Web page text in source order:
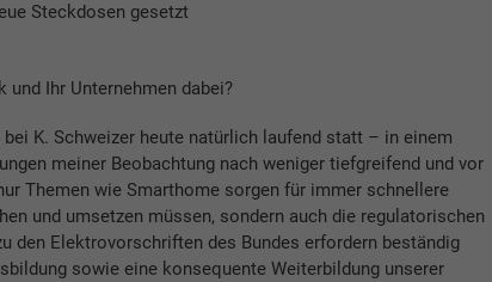
Steckdosen gesetzt
und Ihr Unternehmen dabei?
K. Schweizer heute natürlich laufend statt – in einem
meiner Beobachtung nach weniger tiefgreifend und vor
Themen wie Smarthome sorgen für immer schnellere
und umsetzen müssen, sondern auch die regulatorischen
den Elektrovorschriften des Bundes erfordern beständig
sowie eine konsequente Weiterbildung unserer